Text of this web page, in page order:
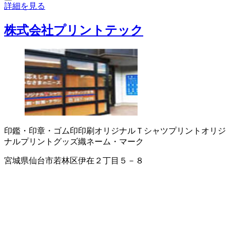
詳細を見る
株式会社プリントテック
印鑑・印章・ゴム印印刷 オリジナルＴシャツプリント オリジ
ナルプリントグッズ織ネーム・マーク
宮城県仙台市若林区伊在２丁目５－８